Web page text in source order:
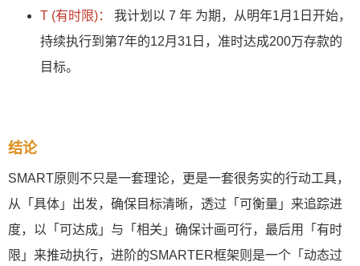
T (有时限)：
我计划以 7 年 为期，从明年1月1日开始，
持续执行到第7年的12月31日，准时达成200万存款的
目标。
结论
SMART原则不只是一套理论，更是一套很务实的行动工具，
从「具体」出发，确保目标清晰，透过「可衡量」来追踪进
度，以「可达成」与「相关」确保计画可行，最后用「有时
限」来推动执行，进阶的SMARTER框架则是一个「动态过